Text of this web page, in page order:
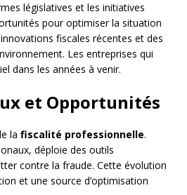
législatives et les initiatives
pour optimiser la situation
fiscales récentes et des
Les entreprises qui
dans les années à venir.
et Opportunités
la fiscalité professionnelle.
déploie des outils
contre la fraude. Cette évolution
et une source d’optimisation